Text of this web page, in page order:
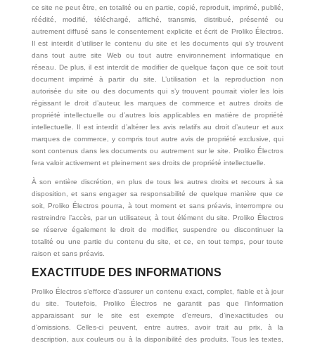
ce site ne peut être, en totalité ou en partie, copié, reproduit, imprimé, publié,
réédité, modifié, téléchargé, affiché, transmis, distribué, présenté ou
autrement diffusé sans le consentement explicite et écrit de Proliko Électros.
Il est interdit d’utiliser le contenu du site et les documents qui s’y trouvent
dans tout autre site Web ou tout autre environnement informatique en
réseau. De plus, il est interdit de modifier de quelque façon que ce soit tout
document imprimé à partir du site. L’utilisation et la reproduction non
autorisée du site ou des documents qui s’y trouvent pourrait violer les lois
régissant le droit d’auteur, les marques de commerce et autres droits de
propriété intellectuelle ou d’autres lois applicables en matière de propriété
intellectuelle. Il est interdit d’altérer les avis relatifs au droit d’auteur et aux
marques de commerce, y compris tout autre avis de propriété exclusive, qui
sont contenus dans les documents ou autrement sur le site. Proliko Électros
fera valoir activement et pleinement ses droits de propriété intellectuelle.
À son entière discrétion, en plus de tous les autres droits et recours à sa
disposition, et sans engager sa responsabilité de quelque manière que ce
soit, Proliko Électros pourra, à tout moment et sans préavis, interrompre ou
restreindre l’accès, par un utilisateur, à tout élément du site. Proliko Électros
se réserve également le droit de modifier, suspendre ou discontinuer la
totalité ou une partie du contenu du site, et ce, en tout temps, pour toute
raison et sans préavis.
EXACTITUDE DES INFORMATIONS
Proliko Électros s’efforce d’assurer un contenu exact, complet, fiable et à jour
du site. Toutefois, Proliko Électros ne garantit pas que l’information
apparaissant sur le site est exempte d’erreurs, d’inexactitudes ou
d’omissions. Celles-ci peuvent, entre autres, avoir trait au prix, à la
description, aux couleurs ou à la disponibilité des produits. Tous les textes,